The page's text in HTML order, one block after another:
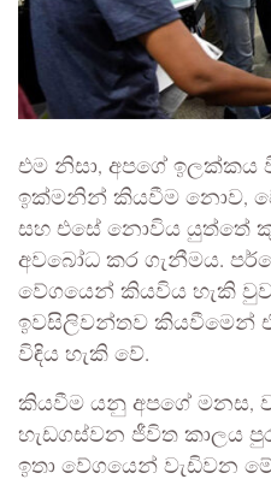
එම නිසා, අපගේ ඉලක්කය
ඉක්මනින් කියවීම නොව,
සහ එසේ නොවිය යුත්තේ
අවබෝධ කර ගැනීමය.
වේගයෙන් කියවිය හැකි
ඉවසිලිවන්තව කියවීමෙන්
විඳිය හැකි වේ.
කියවීම යනු අපගේ මනස,
හැඩගස්වන ජීවිත කාලය
ඉතා වේගයෙන් වැඩිවන